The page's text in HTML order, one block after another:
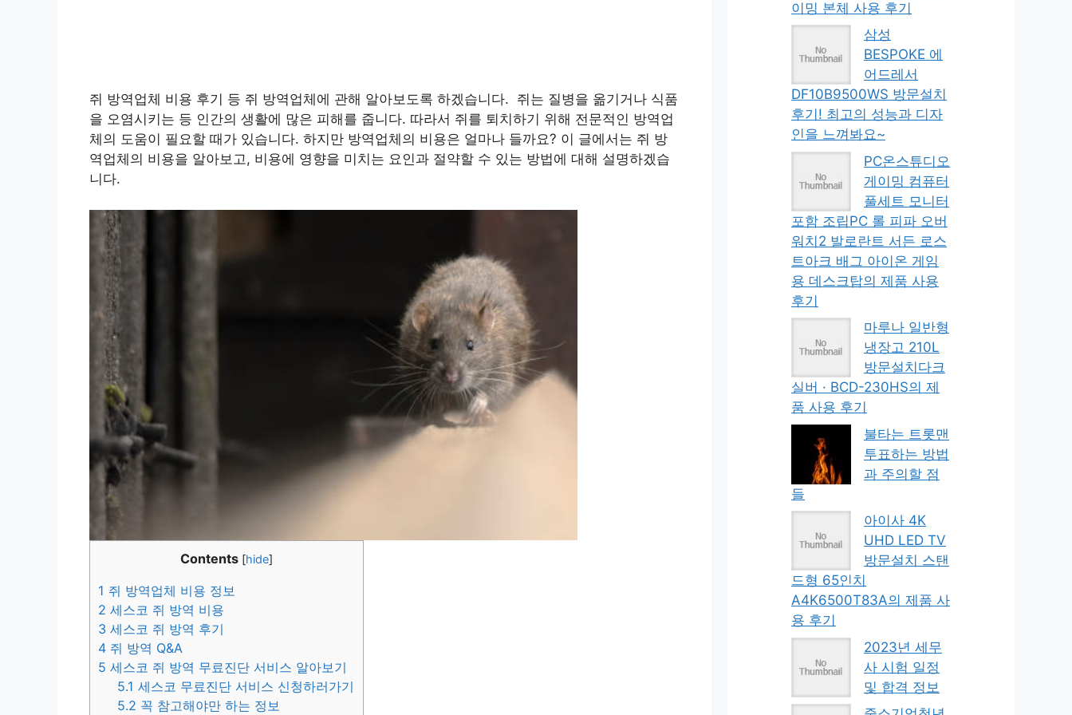
쥐 방역업체 비용 후기 등 쥐 방역업체에 관해 알아보도록 하겠습니다. 쥐는 질병을 옮기거나 식품
을 오염시키는 등 인간의 생활에 많은 피해를 줍니다. 따라서 쥐를 퇴치하기 위해 전문적인 방역업
체의 도움이 필요할 때가 있습니다. 하지만 방역업체의 비용은 얼마나 들까요? 이 글에서는 쥐 방
역업체의 비용을 알아보고, 비용에 영향을 미치는 요인과 절약할 수 있는 방법에 대해 설명하겠습
니다.
Contents [hide]
1 쥐 방역업체 비용 정보
2 세스코 쥐 방역 비용
3 세스코 쥐 방역 후기
4 쥐 방역 Q&A
5 세스코 쥐 방역 무료진단 서비스 알아보기
5.1 세스코 무료진단 서비스 신청하러가기
5.2 꼭 참고해야만 하는 정보
이밍 본체 사용 후기
삼성
BESPOKE 에
어드레서
DF10B9500WS 방문설치
후기! 최고의 성능과 디자
인을 느껴봐요~
PC온스튜디오
게이밍 컴퓨터
풀세트 모니터
포함 조립PC 롤 피파 오버
워치2 발로란트 서든 로스
트아크 배그 아이온 게임
용 데스크탑의 제품 사용
후기
마루나 일반형
냉장고 210L
방문설치다크
실버 · BCD-230HS의 제
품 사용 후기
불타는 트롯맨
투표하는 방법
과 주의할 점
들
아이사 4K
UHD LED TV
방문설치 스탠
드형 65인치
A4K6500T83A의 제품 사
용 후기
2023년 세무
사 시험 일정
및 합격 정보